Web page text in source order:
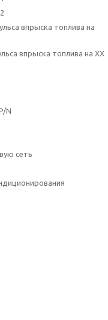
впрыска топлива на
впрыска топлива на ХХ
N
сеть